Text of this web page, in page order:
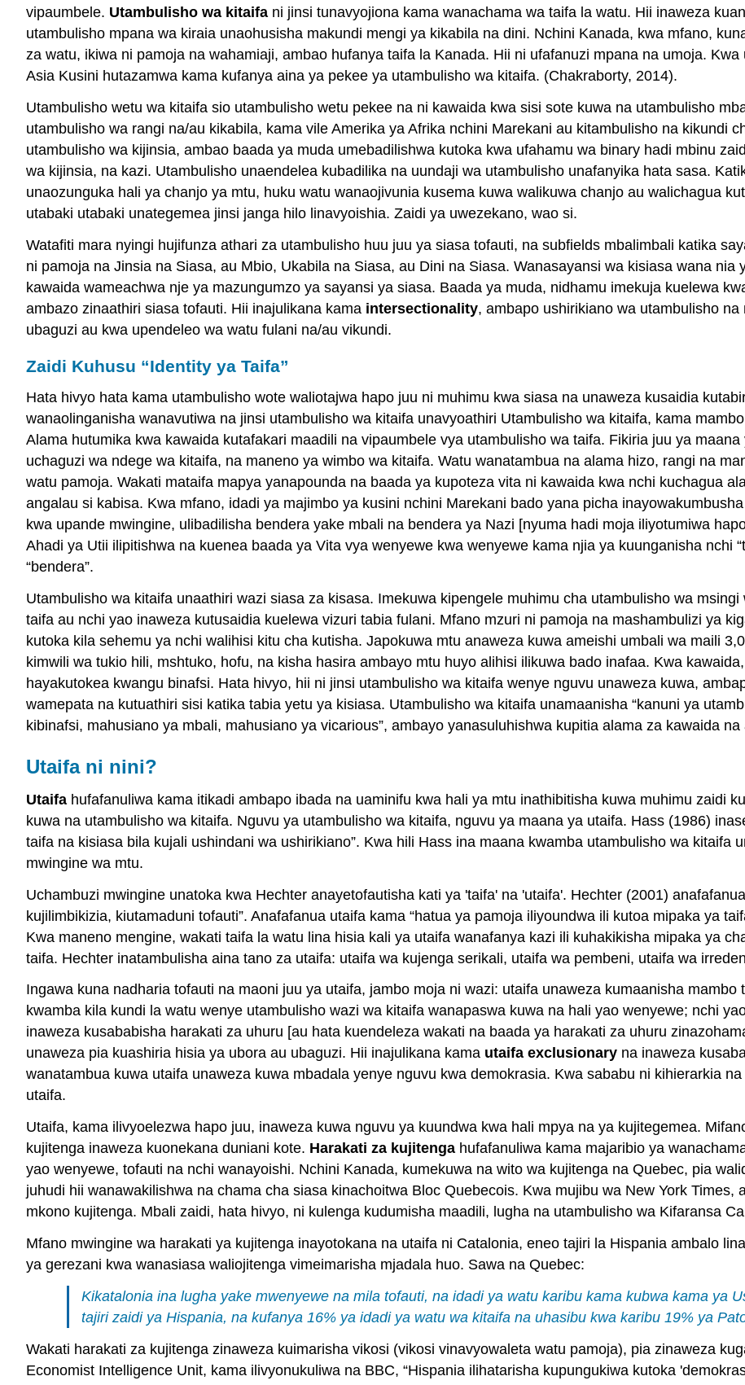
vipaumbele. Utambulisho wa kitaifa ni jinsi tunavyojiona kama wanachama wa taifa la watu. Hii inaweza
utambulisho mpana wa kiraia unaohusisha makundi mengi ya kikabila na dini. Nchini Kanada, kwa mfano,
za watu, ikiwa ni pamoja na wahamiaji, ambao hufanya taifa la Kanada. Hii ni ufafanuzi mpana na umoja.
Asia Kusini hutazamwa kama kufanya aina ya pekee ya utambulisho wa kitaifa. (Chakraborty, 2014).
Utambulisho wetu wa kitaifa sio utambulisho wetu pekee na ni kawaida kwa sisi sote kuwa na utambulisho
utambulisho wa rangi na/au kikabila, kama vile Amerika ya Afrika nchini Marekani au kitambulisho na kikundi
utambulisho wa kijinsia, ambao baada ya muda umebadilishwa kutoka kwa ufahamu wa binary hadi mbinu
wa kijinsia, na kazi. Utambulisho unaendelea kubadilika na uundaji wa utambulisho unafanyika hata sasa.
unaozunguka hali ya chanjo ya mtu, huku watu wanaojivunia kusema kuwa walikuwa chanjo au walichagua
utabaki utabaki unategemea jinsi janga hilo linavyoishia. Zaidi ya uwezekano, wao si.
Watafiti mara nyingi hujifunza athari za utambulisho huu juu ya siasa tofauti, na subfields mbalimbali katika
ni pamoja na Jinsia na Siasa, au Mbio, Ukabila na Siasa, au Dini na Siasa. Wanasayansi wa kisiasa wana
kawaida wameachwa nje ya mazungumzo ya sayansi ya siasa. Baada ya muda, nidhamu imekuja kuelewa
ambazo zinaathiri siasa tofauti. Hii inajulikana kama intersectionality, ambapo ushirikiano wa utambulisho
ubaguzi au kwa upendeleo wa watu fulani na/au vikundi.
Zaidi Kuhusu “Identity ya Taifa”
Hata hivyo hata kama utambulisho wote waliotajwa hapo juu ni muhimu kwa siasa na unaweza kusaidia
wanaolinganisha wanavutiwa na jinsi utambulisho wa kitaifa unavyoathiri Utambulisho wa kitaifa, kama
Alama hutumika kwa kawaida kutafakari maadili na vipaumbele vya utambulisho wa taifa. Fikiria juu ya
uchaguzi wa ndege wa kitaifa, na maneno ya wimbo wa kitaifa. Watu wanatambua na alama hizo, rangi na
watu pamoja. Wakati mataifa mapya yanapounda na baada ya kupoteza vita ni kawaida kwa nchi kuchagua
angalau si kabisa. Kwa mfano, idadi ya majimbo ya kusini nchini Marekani bado yana picha
kwa upande mwingine, ulibadilisha bendera yake mbali na bendera ya Nazi [nyuma hadi moja iliyotumiwa
Ahadi ya Utii ilipitishwa na kuenea baada ya Vita vya wenyewe kwa wenyewe kama njia ya kuunganisha nchi
“bendera”.
Utambulisho wa kitaifa unaathiri wazi siasa za kisasa. Imekuwa kipengele muhimu cha utambulisho wa
taifa au nchi yao inaweza kutusaidia kuelewa vizuri tabia fulani. Mfano mzuri ni pamoja na mashambulizi ya
kutoka kila sehemu ya nchi walihisi kitu cha kutisha. Japokuwa mtu anaweza kuwa ameishi umbali wa maili
kimwili wa tukio hili, mshtuko, hofu, na kisha hasira ambayo mtu huyo alihisi ilikuwa bado inafaa. Kwa
hayakutokea kwangu binafsi. Hata hivyo, hii ni jinsi utambulisho wa kitaifa wenye nguvu unaweza kuwa,
wamepata na kutuathiri sisi katika tabia yetu ya kisiasa. Utambulisho wa kitaifa unamaanisha “kanuni ya
kibinafsi, mahusiano ya mbali, mahusiano ya vicarious”, ambayo yanasuluhishwa kupitia alama za kawaida
Utaifa ni nini?
Utaifa hufafanuliwa kama itikadi ambapo ibada na uaminifu kwa hali ya mtu inathibitisha kuwa muhimu zaidi
kuwa na utambulisho wa kitaifa. Nguvu ya utambulisho wa kitaifa, nguvu ya maana ya utaifa. Hass (1986)
taifa na kisiasa bila kujali ushindani wa ushirikiano”. Kwa hili Hass ina maana kwamba utambulisho wa kitaifa
mwingine wa mtu.
Uchambuzi mwingine unatoka kwa Hechter anayetofautisha kati ya 'taifa' na 'utaifa'. Hechter (2001)
kujilimbikizia, kiutamaduni tofauti”. Anafafanua utaifa kama “hatua ya pamoja iliyoundwa ili kutoa mipaka ya
Kwa maneno mengine, wakati taifa la watu lina hisia kali ya utaifa wanafanya kazi ili kuhakikisha mipaka ya
taifa. Hechter inatambulisha aina tano za utaifa: utaifa wa kujenga serikali, utaifa wa pembeni, utaifa wa
Ingawa kuna nadharia tofauti na maoni juu ya utaifa, jambo moja ni wazi: utaifa unaweza kumaanisha mambo
kwamba kila kundi la watu wenye utambulisho wazi wa kitaifa wanapaswa kuwa na hali yao wenyewe; nchi
inaweza kusababisha harakati za uhuru [au hata kuendeleza wakati na baada ya harakati za uhuru
unaweza pia kuashiria hisia ya ubora au ubaguzi. Hii inajulikana kama utaifa exclusionary na inaweza
wanatambua kuwa utaifa unaweza kuwa mbadala yenye nguvu kwa demokrasia. Kwa sababu ni kihierarkia
utaifa.
Utaifa, kama ilivyoelezwa hapo juu, inaweza kuwa nguvu ya kuundwa kwa hali mpya na ya kujitegemea.
kujitenga inaweza kuonekana duniani kote. Harakati za kujitenga hufafanuliwa kama majaribio ya
yao wenyewe, tofauti na nchi wanayoishi. Nchini Kanada, kumekuwa na wito wa kujitenga na Quebec, pia
juhudi hii wanawakilishwa na chama cha siasa kinachoitwa Bloc Quebecois. Kwa mujibu wa New York
mkono kujitenga. Mbali zaidi, hata hivyo, ni kulenga kudumisha maadili, lugha na utambulisho wa Kifaransa
Mfano mwingine wa harakati ya kujitenga inayotokana na utaifa ni Catalonia, eneo tajiri la Hispania ambalo
ya gerezani kwa wanasiasa waliojitenga vimeimarisha mjadala huo. Sawa na Quebec:
Kikatalonia ina lugha yake mwenyewe na mila tofauti, na idadi ya watu karibu kama kubwa kama ya
tajiri zaidi ya Hispania, na kufanya 16% ya idadi ya watu wa kitaifa na uhasibu kwa karibu 19% ya
Wakati harakati za kujitenga zinaweza kuimarisha vikosi (vikosi vinavyowaleta watu pamoja), pia zinaweza
Economist Intelligence Unit, kama ilivyonukuliwa na BBC, “Hispania ilihatarisha kupungukiwa kutoka